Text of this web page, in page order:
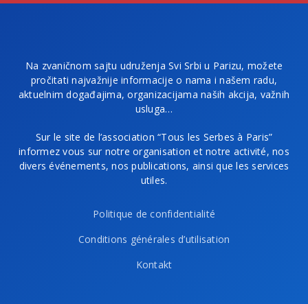
Na zvaničnom sajtu udruženja Svi Srbi u Parizu, možete
pročitati najvažnije informacije o nama i našem radu,
aktuelnim događajima, organizacijama naših akcija, važnih
usluga…
Sur le site de l’association “Tous les Serbes à Paris”
informez vous sur notre organisation et notre activité, nos
divers événements, nos publications, ainsi que les services
utiles.
Politique de confidentialité
Conditions générales d’utilisation
Kontakt